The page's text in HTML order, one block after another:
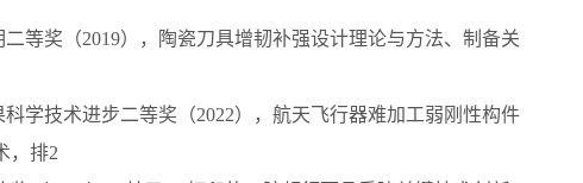
等奖（2019），陶瓷刀具增韧补强设计理论与方法、制备关
学技术进步二等奖（2022），航天飞行器难加工弱刚性构件
，排2